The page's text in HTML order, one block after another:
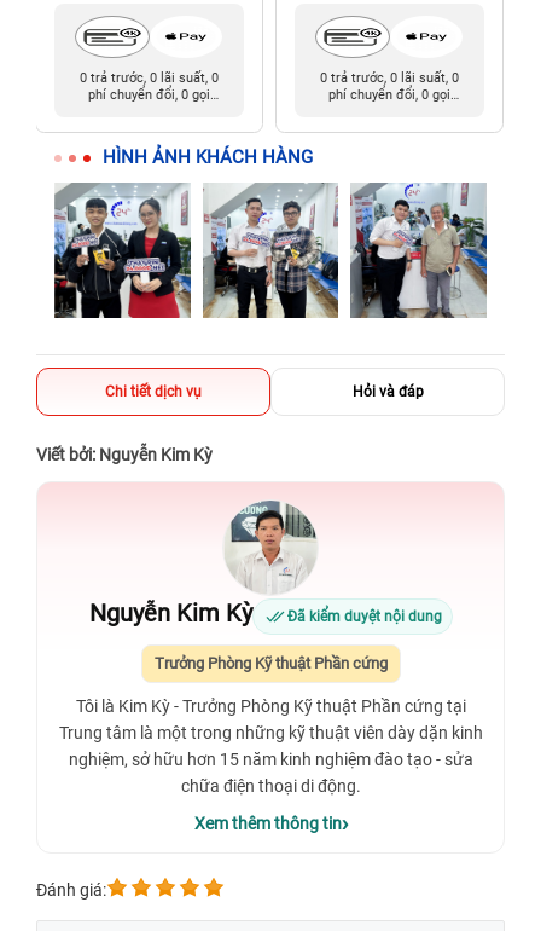
0 trả trước, 0 lãi suất, 0
phí chuyển đổi, 0 gọi
0 trả trước, 0 lãi suất, 0
phí chuyển đổi, 0 gọi
HÌNH ẢNH KHÁCH HÀNG
Chi tiết dịch vụ Hỏi và đáp
Viết bởi: Nguyễn Kim Kỳ
Nguyễn Kim Kỳ Đã kiểm duyệt nội dung
Trưởng Phòng Kỹ thuật Phần cứng
Tôi là Kim Kỳ - Trưởng Phòng Kỹ thuật Phần cứng tại
Trung tâm là một trong những kỹ thuật viên dày dặn kinh
nghiệm, sở hữu hơn 15 năm kinh nghiệm đào tạo - sửa
chữa điện thoại di động.
Xem thêm thông tin
Đánh giá: